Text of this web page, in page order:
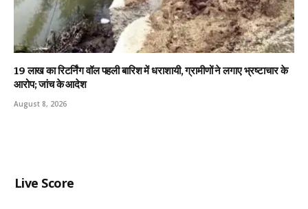
19 लाख का रिटर्निंग वॉल पहली बारिश में धराशायी, ग्रामीणों ने लगाए भ्रष्टाचार के
आरोप; जांच के आदेश
August 8, 2026
Live Score